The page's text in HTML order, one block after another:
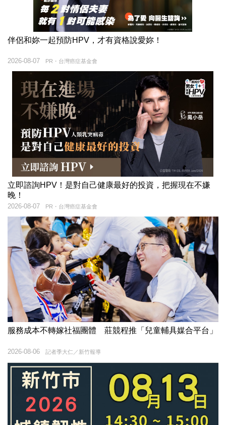
伴侶和妳一起預防HPV，才有資格說愛妳！
PR・台灣癌症基金會
2026-08-07
立即諮詢HPV！是對自己健康最好的投資，把握現在不嫌
晚！
PR・台灣癌症基金會
2026-08-07
服務成本不轉嫁社福團體 莊競程推「兒童輔具媒合平台」
記者季大仁／新竹報導
2026-08-06